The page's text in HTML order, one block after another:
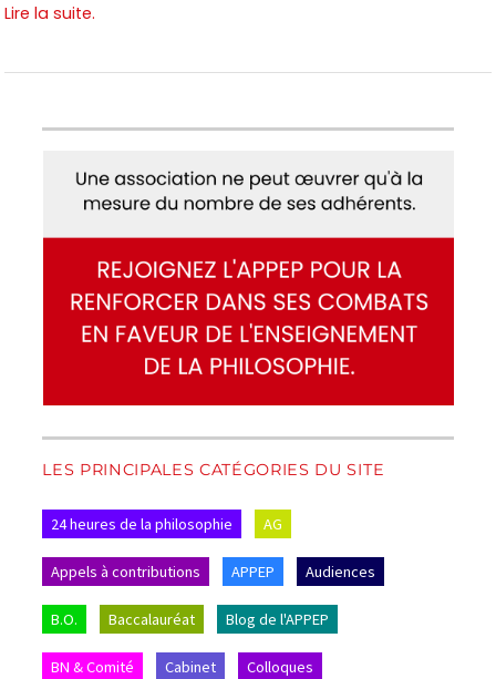
Lire la suite.
LES PRINCIPALES CATÉGORIES DU SITE
24 heures de la philosophie AG
Appels à contributions APPEP Audiences
B.O. Baccalauréat Blog de l'APPEP
BN & Comité Cabinet Colloques